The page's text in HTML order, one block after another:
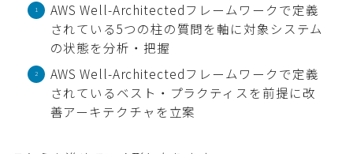
AWS Well-Architectedフレームワークで定義
されている5つの柱の質問を軸に対象システム
の状態を分析・把握
AWS Well-Architectedフレームワークで定義
されているベスト・プラクティスを前提に改
善アーキテクチャを立案